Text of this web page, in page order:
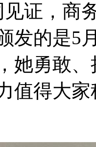
证，商
发的是5
她勇敢
值得大家